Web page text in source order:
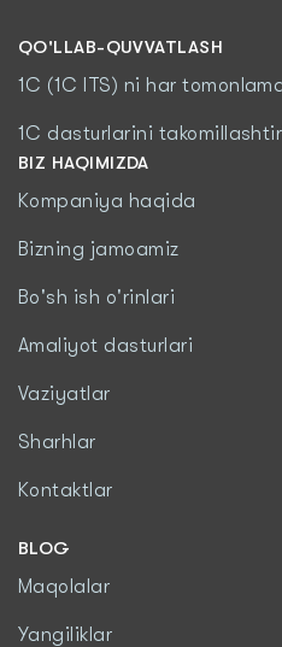
QO'LLAB-QUVVATLASH
1C (1C ITS) ni har
1C dasturlarini
BIZ HAQIMIZDA
Kompaniya haqida
Bizning jamoamiz
Bo'sh ish o'rinlari
Amaliyot dasturlari
Vaziyatlar
Sharhlar
Kontaktlar
BLOG
Maqolalar
Yangiliklar